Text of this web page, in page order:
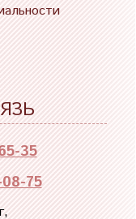
35
75